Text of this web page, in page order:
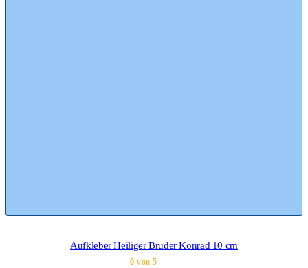
Aufkleber Heiliger Bruder Konrad 10 cm
0 von 5